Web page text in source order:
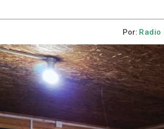
Por: Radio